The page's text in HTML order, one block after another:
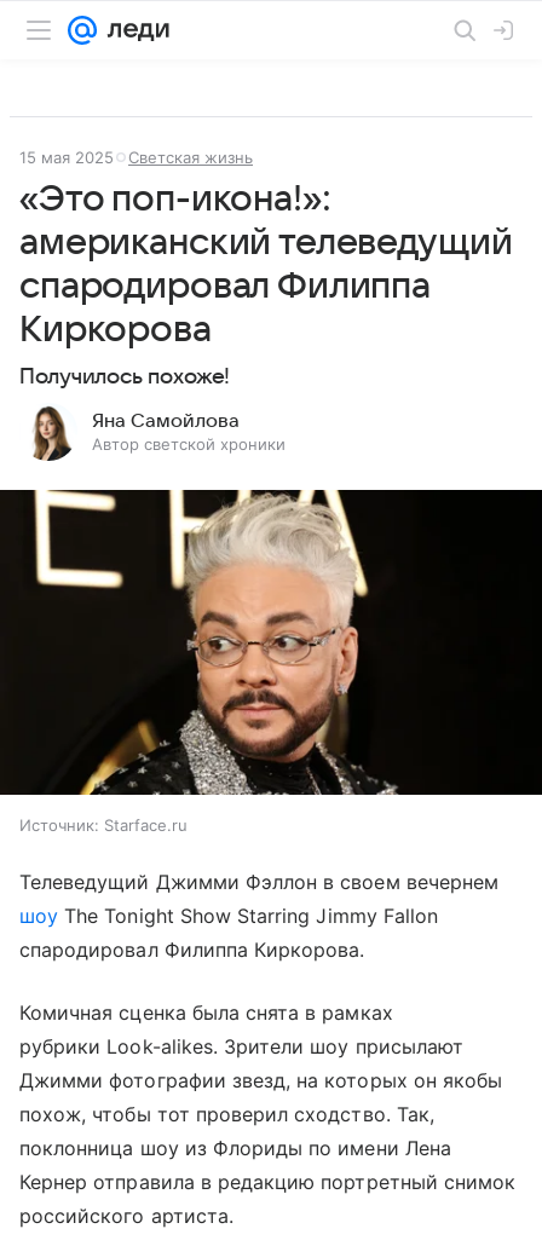
15 мая 2025 Светская жизнь
«Это поп-икона!»:
американский телеведущий
спародировал Филиппа
Киркорова
Получилось похоже!
Яна Самойлова
Автор светской хроники
Источник: Starface.ru
Телеведущий Джимми Фэллон в своем вечернем
шоу The Tonight Show Starring Jimmy Fallon
спародировал Филиппа Киркорова.
Комичная сценка была снята в рамках
рубрики Look-alikes. Зрители шоу присылают
Джимми фотографии звезд, на которых он якобы
похож, чтобы тот проверил сходство. Так,
поклонница шоу из Флориды по имени Лена
Кернер отправила в редакцию портретный снимок
российского артиста.